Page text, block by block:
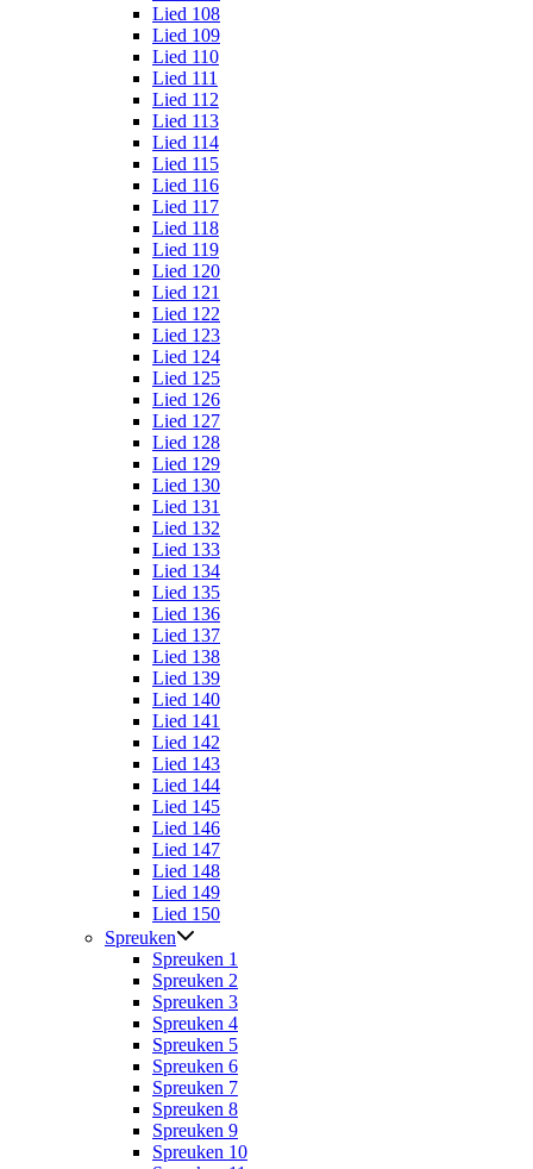
Lied 108
Lied 109
Lied 110
Lied 111
Lied 112
Lied 113
Lied 114
Lied 115
Lied 116
Lied 117
Lied 118
Lied 119
Lied 120
Lied 121
Lied 122
Lied 123
Lied 124
Lied 125
Lied 126
Lied 127
Lied 128
Lied 129
Lied 130
Lied 131
Lied 132
Lied 133
Lied 134
Lied 135
Lied 136
Lied 137
Lied 138
Lied 139
Lied 140
Lied 141
Lied 142
Lied 143
Lied 144
Lied 145
Lied 146
Lied 147
Lied 148
Lied 149
Lied 150
Spreuken
Spreuken 1
Spreuken 2
Spreuken 3
Spreuken 4
Spreuken 5
Spreuken 6
Spreuken 7
Spreuken 8
Spreuken 9
Spreuken 10